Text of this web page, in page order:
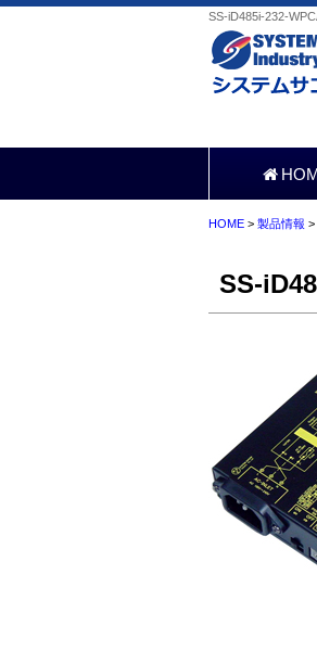
SS-iD485i-232-
HOME > 製品情報 >
SS-